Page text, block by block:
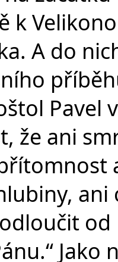
k
A do
Pavel
že ani